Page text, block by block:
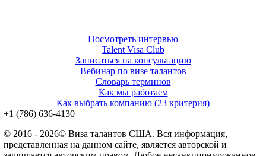
Посмотреть интервью
Talent Visa Club
Записаться на консультацию
Вебинар по визе талантов
Словарь терминов
Как мы работаем
Как выбрать компанию (23 критерия)
‪+1 (786) 636‑4130‬
© 2016 - 2026© Виза талантов США. Вся информация,
представленная на данном сайте, является авторской и